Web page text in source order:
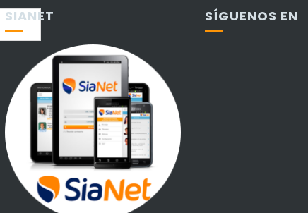
SIANET SÍGUENOS EN